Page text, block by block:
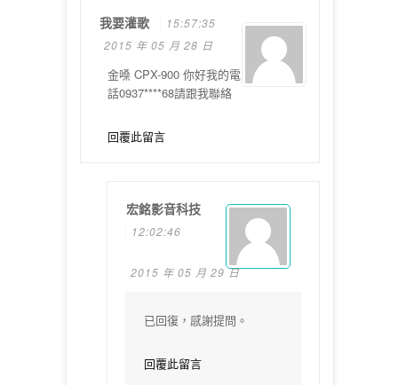
我要灌歌
15:57:35
2015 年 05 月 28 日
金嗓 CPX-900 你好我的電
話0937****68請跟我聯絡
回覆此留言
宏銘影音科技
12:02:46
2015 年 05 月 29 日
已回復，感謝提問。
回覆此留言